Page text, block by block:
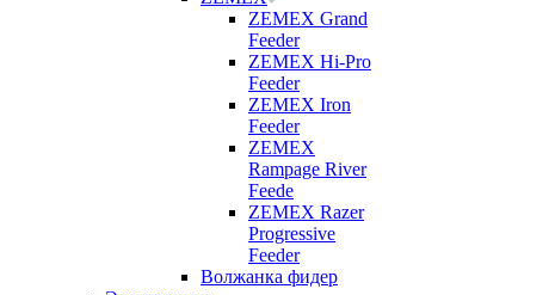
ZEMEX Grand
Feeder
ZEMEX Hi-Pro
Feeder
ZEMEX Iron
Feeder
ZEMEX
Rampage River
Feede
ZEMEX Razer
Progressive
Feeder
Волжанка фидер